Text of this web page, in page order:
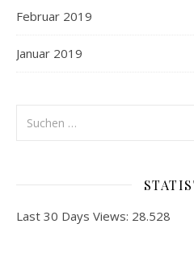
Februar 2019
Januar 2019
Last 30 Days Views: 28.528